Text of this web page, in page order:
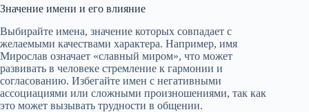
Значение имени и его влияние
Выбирайте имена, значение которых совпадает с
желаемыми качествами характера. Например, имя
Мирослав означает «славный миром», что может
развивать в человеке стремление к гармонии и
согласованию. Избегайте имен с негативными
ассоциациями или сложными произношениями, так как
это может вызывать трудности в общении.